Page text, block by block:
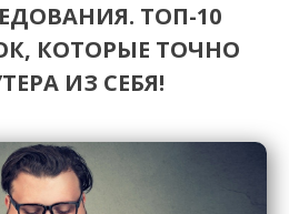
ТОП-10
КОТОРЫЕ ТОЧНО
ИЗ СЕБЯ!